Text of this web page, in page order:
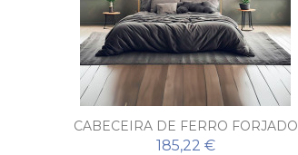
CABECEIRA DE FERRO FORJADO
SEVILLA
185,22 €